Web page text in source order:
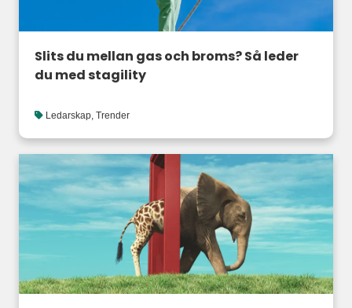
Slits du mellan gas och broms? Så leder
du med stagility
Ledarskap Trender